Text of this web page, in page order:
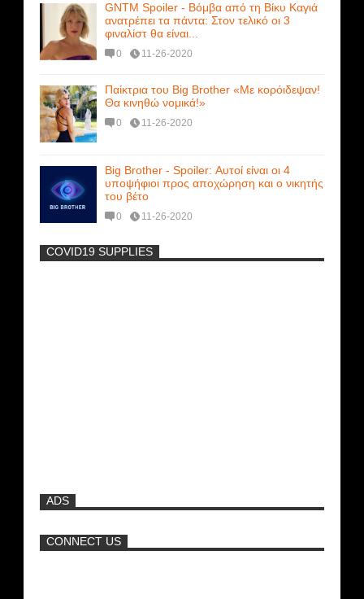
GNTM Spoiler - Βόμβα από τη Βίκυ Καγιά
ανατρέπει τα πάντα: Στον τελικό οι 3
φιναλίστ θα είναι...
0 11-26-2020
Παίκτρια του Big Brother «Με κορόιδεψαν!
Θα κινηθώ νομικά!»
0 11-26-2020
Big Brother - Spoiler: Αυτοί είναι οι 4
υποψήφιοι προς αποχώρηση και ο νικητής
του βέτο
0 11-26-2020
Γκερέκου πόζαρε ολόγυμνη και καυτή!!!
[+18]
-
COVID19 SUPPLIES
ADS
CONNECT US